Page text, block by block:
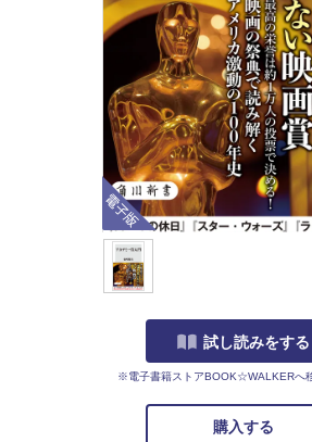
電子版
試し読みをする
※電子書籍ストアBOOK☆WALKERへ移
購入する